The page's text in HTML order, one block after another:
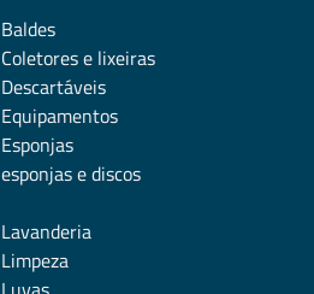
Baldes
Coletores e lixeiras
Descartáveis
Equipamentos
Esponjas
esponjas e discos
Lavanderia
Limpeza